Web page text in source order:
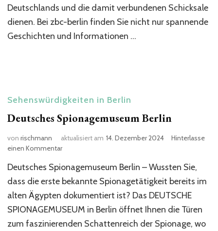
Deutschlands und die damit verbundenen Schicksale
dienen. Bei zbc-berlin finden Sie nicht nur spannende
Geschichten und Informationen …
Sehenswürdigkeiten in Berlin
Deutsches Spionagemuseum Berlin
von rischmann aktualisiert am 14. Dezember 2024
Hinterlasse
einen Kommentarzu
Spionagemuseum
Berlin
Deutsches Spionagemuseum Berlin – Wussten Sie,
dass die erste bekannte Spionagetätigkeit bereits im
alten Ägypten dokumentiert ist? Das DEUTSCHE
SPIONAGEMUSEUM in Berlin öffnet Ihnen die Türen
zum faszinierenden Schattenreich der Spionage, wo